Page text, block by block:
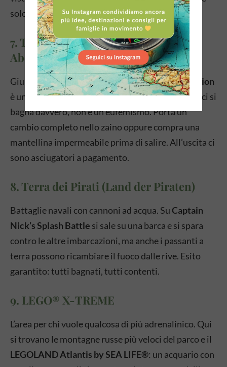
solo per la foto.
7. Terra dell’Avventura (Land der
Abenteuer)
Giungla, animali e molta acqua. LaJungle X-pedition
è una discesa in canoa da una cascata di 12 metri: ci si
bagna davvero, non è un eufemismo. Porta un
cambio completo nello zaino oppure compra una
mantellina impermeabile prima di salire. All’uscita ci
sono asciugatori a pagamento.
8. Terra dei Pirati (Land der Piraten)
Battaglie navali con cannoni ad acqua. SuCaptain
Nick’s Splash Battle si sale su una barca e si spara
contro le altre imbarcazioni, ma anche i passanti a
terra possono ricambiare il fuoco dalle rive. Esito
garantito: tutti bagnati, tutti contenti.
9. LEGO® X-TREME
L’area per chi vuole qualcosa di più adrenalinico. Qui
si trovano le montagne russe più veloci del parco e il
LEGOLAND Atlantis by SEA LIFE®: un acquario con